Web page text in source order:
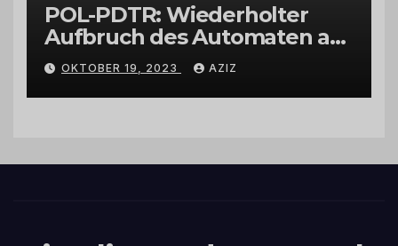
POL-PDTR: Wiederholter
Aufbruch des Automaten am
Wohnmobilstellplatz in
Hermeskeil am Labachweg
OKTOBER 19, 2023 AZIZ